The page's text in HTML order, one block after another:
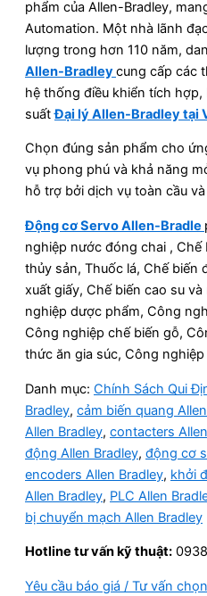
phẩm của Allen-Bradley,
Automation. Một nhà lãnh
lượng trong hơn 110 năm,
Allen-Bradleycung cấp các
hệ thống điều khiển tích
suấtĐại lý Allen-Bradley tại
Chọn đúng sản phẩm cho
vụ phong phú và khả năng
hỗ trợ bởi dịch vụ toàn cầu
Động cơ Servo Allen-Bradle
nghiệp nước đóng chai ,
thủy sản, Thuốc lá, Chế biến
xuất giấy, Chế biến cao su
nghiệp dược phẩm, Công
Công nghiệp chế biến gỗ,
thức ăn gia súc, Công
Danh mục: Chính Sách Qui
Bradley, cảm biến quang
Allen Bradley, contacters
động Allen Bradley, động cơ
encoders Allen Bradley, khởi
Allen Bradley, PLC Allen
bị chuyển mạch Allen Bradley
Hotline tư vấn kỹ thuật:
Yêu cầu báo giá / Tư vấn